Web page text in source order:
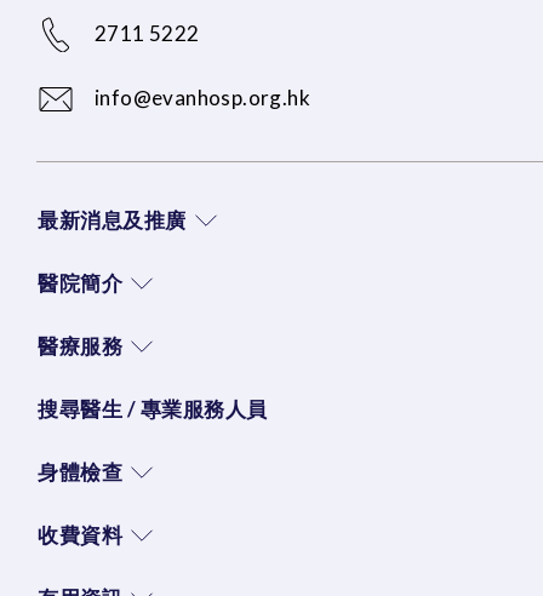
2711 5222
info@evanhosp.org.hk
最新消息及推廣
醫院簡介
醫療服務
搜尋醫生 / 專業服務人員
身體檢查
收費資料